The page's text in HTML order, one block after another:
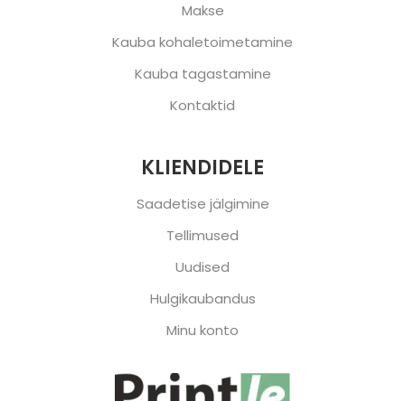
Makse
Kauba kohaletoimetamine
Kauba tagastamine
Kontaktid
KLIENDIDELE
Saadetise jälgimine
Tellimused
Uudised
Hulgikaubandus
Minu konto